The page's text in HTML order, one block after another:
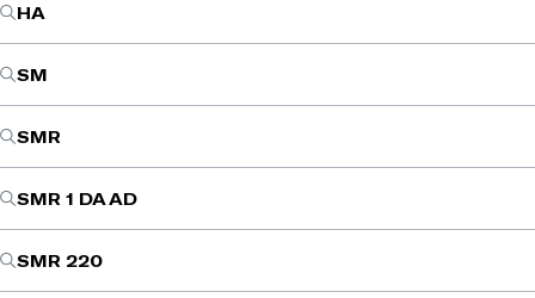
HA
SM
SMR
SMR 1 DA AD
SMR 220